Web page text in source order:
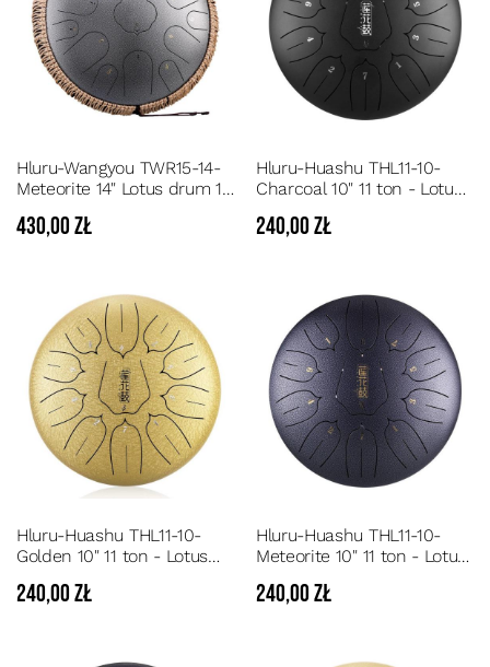
Hluru-Wangyou TWR15-14-
Meteorite 14" Lotus drum 15
Tongue Drum 15 dźwięków
430,00 zł
Hluru-Huashu THL11-10-
Charcoal 10" 11 ton - Lotus
dźwięków tonacja D
240,00 zł
Hluru-Huashu THL11-10-
Golden 10" 11 ton - Lotus
dźwięków tonacja D
240,00 zł
Hluru-Huashu THL11-10-
Meteorite 10" 11 ton - Lotus
dźwięków tonacja D
240,00 zł